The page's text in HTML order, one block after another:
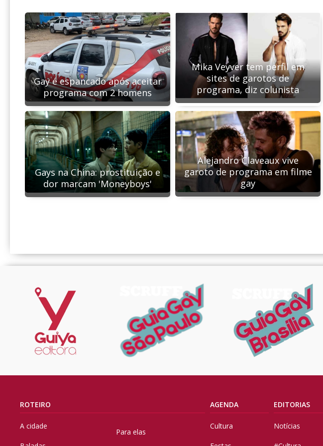
Gay é espancado após aceitar
programa com 2 homens
Mika Veyver tem perfil em
sites de garotos de
programa, diz colunista
Gays na China: prostituição e
dor marcam 'Moneyboys'
Alejandro Claveaux vive
garoto de programa em filme
gay
ROTEIRO
A cidade
Para elas
AGENDA
Cultura
EDITORIAS
Notícias